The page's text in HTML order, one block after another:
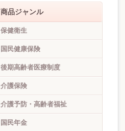
商品ジャンル
保健衛生
国民健康保険
後期高齢者医療制度
介護保険
介護予防・高齢者福祉
国民年金